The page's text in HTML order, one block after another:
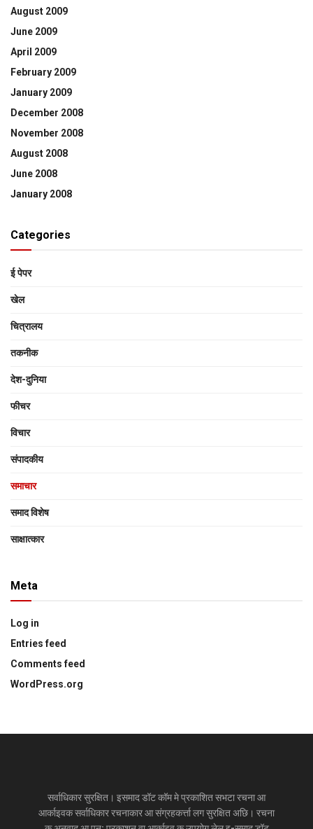
August 2009
June 2009
April 2009
February 2009
January 2009
December 2008
November 2008
August 2008
June 2008
January 2008
Categories
ई पेपर
खेल
चित्रालय
तकनीक
देश-दुनिया
फीचर
विचार
संपादकीय
समाचार
समाद विशेष
साक्षात्‍कार
Meta
Log in
Entries feed
Comments feed
WordPress.org
सर्वाधिकार सुरक्षित। इसमाद डॉट कॉम मे प्रकाशित सभटा रचना आ
आर्काइवक सर्वाधिकार रचनाकार आ संग्रहकर्त्ता लग सुरक्षित अछि। रचना